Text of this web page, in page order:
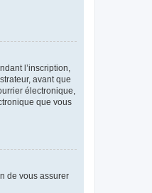
l’inscription,
avant que
électronique,
que vous
de vous assurer